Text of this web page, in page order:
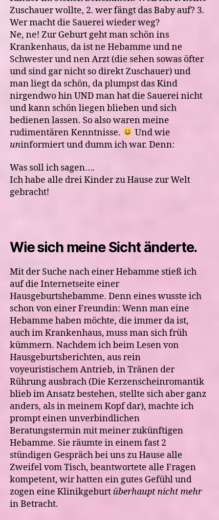
Zuschauer wollte, 2. wer fängt das Baby auf? 3.
Wer macht die Sauerei wieder weg?
Ne, ne! Zur Geburt geht man schön ins
Krankenhaus, da ist ne Hebamme und ne
Schwester und nen Arzt (die sehen sowas öfter
und sind gar nicht so direkt Zuschauer) und
man liegt da schön, da plumpst das Kind
nirgendwo hin UND man hat die Sauerei nicht
und kann schön liegen blieben und sich
bedienen lassen. So also waren meine
rudimentären Kenntnisse.
Und wie
uninformiert und dumm ich war. Denn:
Was soll ich sagen….
Ich habe alle drei Kinder zu Hause zur Welt
gebracht!
Wie sich meine Sicht änderte.
Mit der Suche nach einer Hebamme stieß ich
auf die Internetseite einer
Hausgeburtshebamme. Denn eines wusste ich
schon von einer Freundin: Wenn man eine
Hebamme haben möchte, die immer da ist,
auch im Krankenhaus, muss man sich früh
kümmern. Nachdem ich beim Lesen von
Hausgeburtsberichten, aus rein
voyeuristischem Antrieb, in Tränen der
Rührung ausbrach (Die Kerzenscheinromantik
blieb im Ansatz bestehen, stellte sich aber ganz
anders, als in meinem Kopf dar), machte ich
prompt einen unverbindlichen
Beratungstermin mit meiner zukünftigen
Hebamme. Sie räumte in einem fast 2
stündigen Gespräch bei uns zu Hause alle
Zweifel vom Tisch, beantwortete alle Fragen
kompetent, wir hatten ein gutes Gefühl und
zogen eine Klinikgeburt überhaupt nicht mehr
in Betracht.